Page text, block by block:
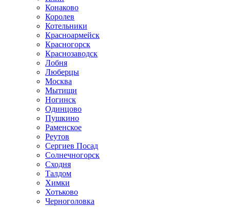
Конаково
Королев
Котельники
Красноармейск
Красногорск
Краснозаводск
Лобня
Люберцы
Москва
Мытищи
Ногинск
Одинцово
Пушкино
Раменское
Реутов
Сергиев Посад
Солнечногорск
Сходня
Талдом
Химки
Хотьково
Черноголовка